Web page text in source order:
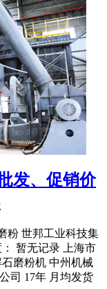
发、促销价
粉 世邦工业科技集
暂无记录 上海市
磨粉机 中州机械
司 17年 月均发货